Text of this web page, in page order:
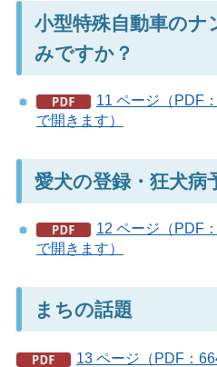
小型特殊自動車のナ
みですか？
11 ページ（PDF
で開きます）
愛犬の登録・狂犬病
12 ページ（PDF
で開きます）
まちの話題
13 ページ（PDF：